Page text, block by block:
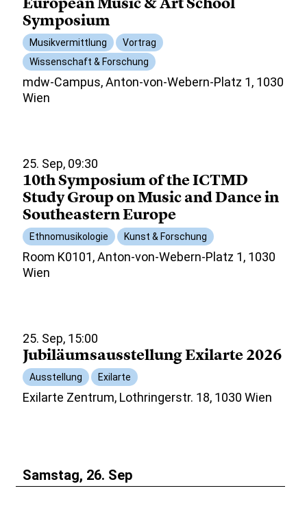
Symposium
Musikvermittlung
Vortrag
Wissenschaft & Forschung
mdw-Campus, Anton-von-Webern-Platz 1, 1030
Wien
25. Sep, 09:30
10th Symposium of the ICTMD
Study Group on Music and Dance in
Southeastern Europe
Ethnomusikologie Kunst & Forschung
Room K0101, Anton-von-Webern-Platz 1, 1030
Wien
25. Sep, 15:00
Jubiläumsausstellung Exilarte 2026
Ausstellung Exilarte
Exilarte Zentrum, Lothringerstr. 18, 1030 Wien
Samstag, 26. Sep